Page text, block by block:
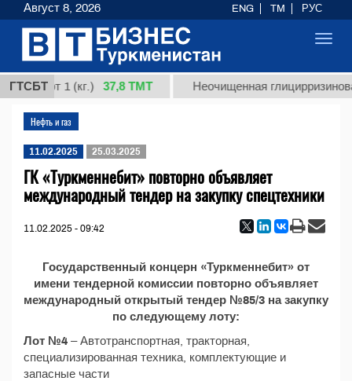
ГТСБТ
сорт 1 (кг.) 37,8 ТМТ Неочищенная
Нефть и газ
11.02.2025 25.03.2025
ГК «Туркменнебит» повторно объявляет
международный тендер на закупку спецтехники
11.02.2025 - 09:42
Государственный концерн «Туркменнебит» от
имени тендерной комиссии повторно объявляет
международный открытый тендер №85/3 на закупку
по следующему лоту:
Лот №4 – Автотранспортная, тракторная,
специализированная техника, комплектующие и
запасные части
Август 8, 2026 ENG TM РУС